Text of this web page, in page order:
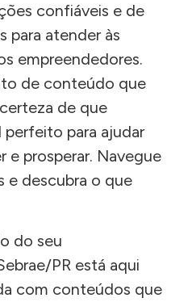
confiáveis e de
para atender às
empreendedores.
de conteúdo que
de que
para ajudar
e prosperar. Navegue
e descubra o que
do seu
PR está aqui
com conteúdos que